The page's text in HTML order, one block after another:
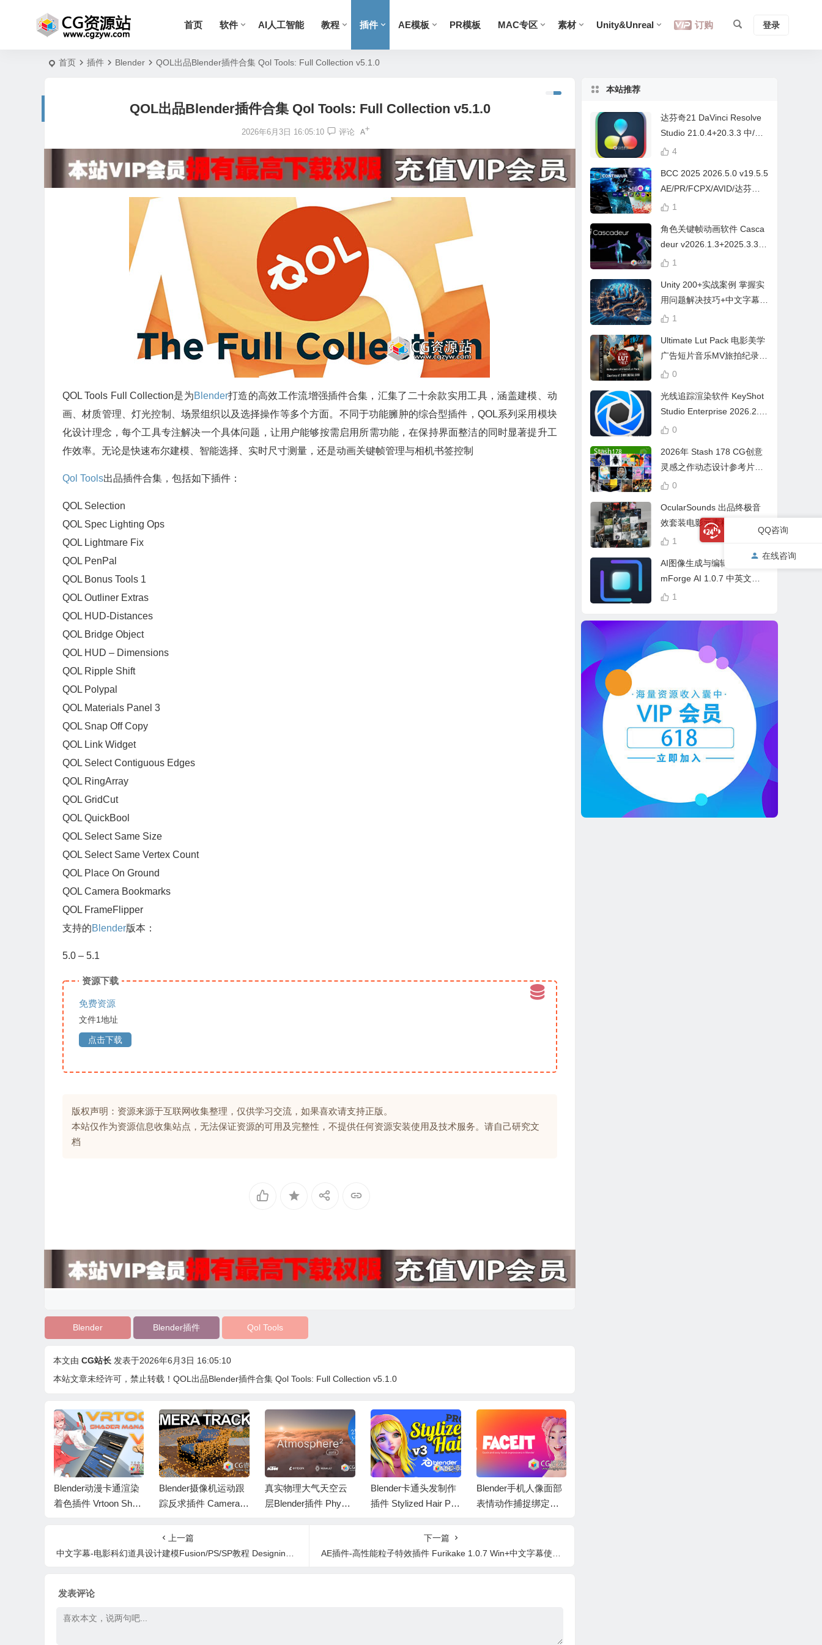
首页 软件 AI人工智能 教程 插件 AE模板 PR模板 MAC专区 素材 Unity&Unreal 订购 登录
首页 插件 Blender QOL出品Blender插件合集 Qol Tools: Full Collection v5.1.0
QOL出品Blender插件合集 Qol Tools: Full Collection v5.1.0
2026年6月3日 16:05:10 评论
QOL Tools Full Collection是为Blender打造的高效工作流增强插件合集，汇集了二十余款实用工具，涵盖建模、动
画、材质管理、灯光控制、场景组织以及选择操作等多个方面。不同于功能臃肿的综合型插件，QOL系列采用模块
化设计理念，每个工具专注解决一个具体问题，让用户能够按需启用所需功能，在保持界面整洁的同时显著提升工
作效率。无论是快速布尔建模、智能选择、实时尺寸测量，还是动画关键帧管理与相机书签控制
Qol Tools出品插件合集，包括如下插件：
QOL Selection
QOL Spec Lighting Ops
QOL Lightmare Fix
QOL PenPal
QOL Bonus Tools 1
QOL Outliner Extras
QOL HUD-Distances
QOL Bridge Object
QOL HUD – Dimensions
QOL Ripple Shift
QOL Polypal
QOL Materials Panel 3
QOL Snap Off Copy
QOL Link Widget
QOL Select Contiguous Edges
QOL RingArray
QOL GridCut
QOL QuickBool
QOL Select Same Size
QOL Select Same Vertex Count
QOL Place On Ground
QOL Camera Bookmarks
QOL FrameFlipper
支持的Blender版本：
5.0 – 5.1
资源下载
免费资源
文件1地址
点击下载
版权声明：资源来源于互联网收集整理，仅供学习交流，如果喜欢请支持正版。
本站仅作为资源信息收集站点，无法保证资源的可用及完整性，不提供任何资源安装使用及技术服务。请自己研究文
档
Blender Blender插件 Qol Tools
本文由 CG站长 发表于2026年6月3日 16:05:10
本站文章未经许可，禁止转载！ QOL出品Blender插件合集 Qol Tools: Full Collection v5.1.0
Blender动漫卡通渲染
着色插件 Vrtoon Shad
Blender摄像机运动跟
踪反求插件 Camera T
真实物理大气天空云
层Blender插件 Physic
Blender卡通头发制作
插件 Stylized Hair PR
Blender手机人像面部
表情动作捕捉绑定工
上一篇
中文字幕-电影科幻道具设计建模Fusion/PS/SP教程 Designing Sci-Fi Props for Film
下一篇
AE插件-高性能粒子特效插件 Furikake 1.0.7 Win+中文字幕使用教程
发表评论
本站推荐
达芬奇21 DaVinci Resolve
Studio 21.0.4+20.3.3 中/英
文 Win/Mac
4
BCC 2025 2026.5.0 v19.5.5
AE/PR/FCPX/AVID/达芬奇
视频特效插件Continuum Wi
1
角色关键帧动画软件 Casca
deur v2026.1.3+2025.3.3
Win/Mac+中文字幕教程
1
Unity 200+实战案例 掌握实
用问题解决技巧+中文字幕 L
earn Problem Solving
1
Ultimate Lut Pack 电影美学
广告短片音乐MV旅拍纪录片
视频调色预设
0
光线追踪渲染软件 KeyShot
Studio Enterprise 2026.2.1
Win中文版
0
2026年 Stash 178 CG创意
灵感之作动态设计参考片广
告视频动画短片合集
0
OcularSounds 出品终极音
效套装电影元素科幻氛围冲
击无人机音效素材包 Full Ac
1
AI图像生成与编辑软件 Drea
mForge AI 1.0.7 中英文多
语言 Win 本地离线运行
1
QQ咨询
在线咨询